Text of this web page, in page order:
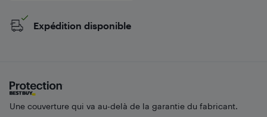
Expédition disponible
Une couverture qui va au-delà de la garantie du fabricant.